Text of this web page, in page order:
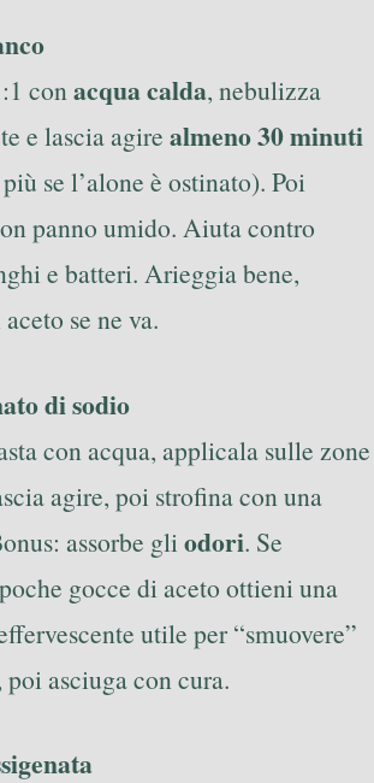
conacqua calda, nebulizza
e lascia agire almeno 30 minuti
se l’alone è ostinato). Poi
panno umido. Aiuta contro
e batteri. Arieggia bene,
se ne va.
di sodio
con acqua, applicala sulle zone
agire, poi strofina con una
assorbe gli odori. Se
gocce di aceto ottieni una
utile per “smuovere”
asciuga con cura.